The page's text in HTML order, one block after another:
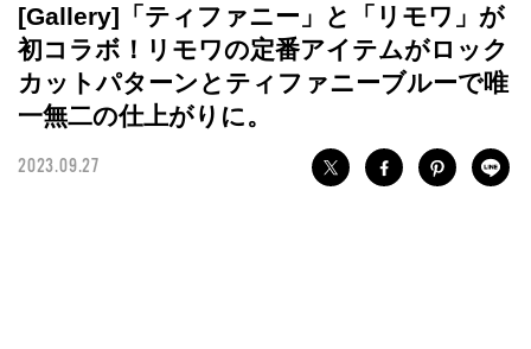
[Gallery]「ティファニー」と「リモワ」が
初コラボ！リモワの定番アイテムがロック
カットパターンとティファニーブルーで唯
一無二の仕上がりに。
2023.09.27